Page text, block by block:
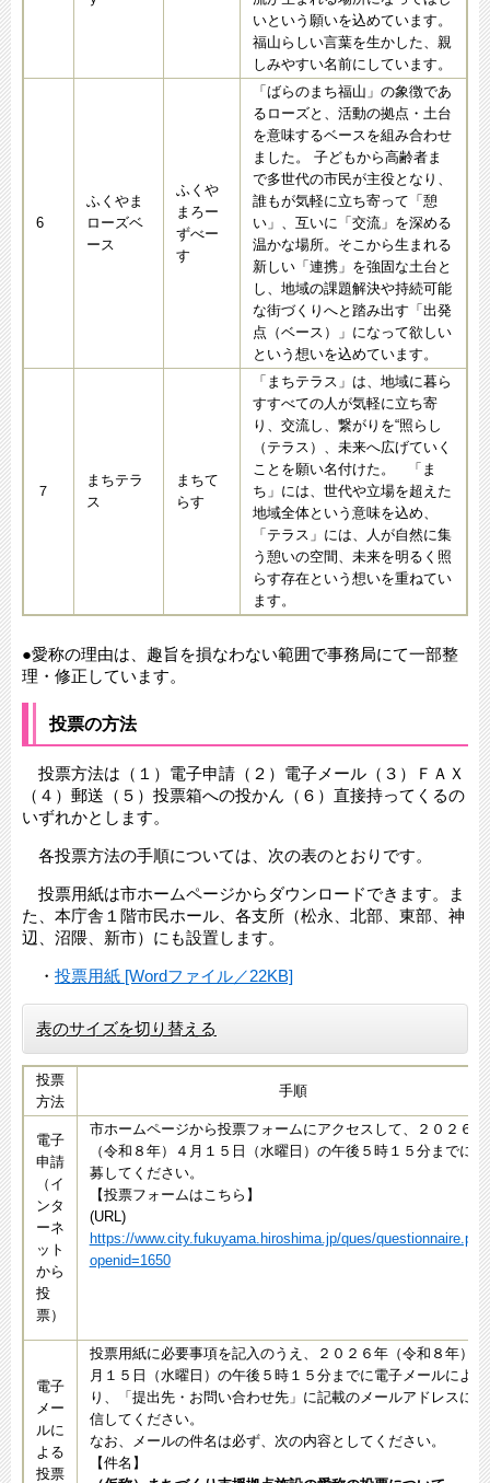
いという願いを込めています。
福山らしい言葉を生かした、親
しみやすい名前にしています。
6
ふくやま
ローズベ
ース
ふくや
まろー
ずべー
す
「ばらのまち福山」の象徴であ
るローズと、活動の拠点・土台
を意味するベースを組み合わせ
ました。 子どもから高齢者ま
で多世代の市民が主役となり、
誰もが気軽に立ち寄って「憩
い」、互いに「交流」を深める
温かな場所。そこから生まれる
新しい「連携」を強固な土台と
し、地域の課題解決や持続可能
な街づくりへと踏み出す「出発
点（ベース）」になって欲しい
という想いを込めています。
７
まちテラ
ス
まちて
らす
「まちテラス」は、地域に暮ら
すすべての人が気軽に立ち寄
り、交流し、繋がりを“照らし
（テラス）、未来へ広げていく
ことを願い名付けた。 「ま
ち」には、世代や立場を超えた
地域全体という意味を込め、
「テラス」には、人が自然に集
う憩いの空間、未来を明るく照
らす存在という想いを重ねてい
ます。
●愛称の理由は、趣旨を損なわない範囲で事務局にて一部整
理・修正しています。
投票の方法
投票方法は（１）電子申請（２）電子メール（３）ＦＡＸ
（４）郵送（５）投票箱への投かん（６）直接持ってくるの
いずれかとします。
各投票方法の手順については、次の表のとおりです。
投票用紙は市ホームページからダウンロードできます。ま
た、本庁舎１階市民ホール、各支所（松永、北部、東部、神
辺、沼隈、新市）にも設置します。
・ 投票用紙 [Wordファイル／22KB]
表のサイズを切り替える
投票
方法
手順
電子
申請
（イ
ンタ
ーネ
ット
から
投
票）
市ホームページから投票フォームにアクセスして、２０２６年
（令和８年）４月１５日（水曜日）の午後５時１５分までに応
募してください。
【投票フォームはこちら】
(URL)
https://www.city.fukuyama.hiroshima.jp/ques/
openid=1650
電子
メー
ルに
よる
投票
投票用紙に必要事項を記入のうえ、２０２６年（令和８年）４
月１５日（水曜日）の午後５時１５分までに電子メールによ
り、「提出先・お問い合わせ先」に記載のメールアドレスに送
信してください。
なお、メールの件名は必ず、次の内容としてください。
【件名】